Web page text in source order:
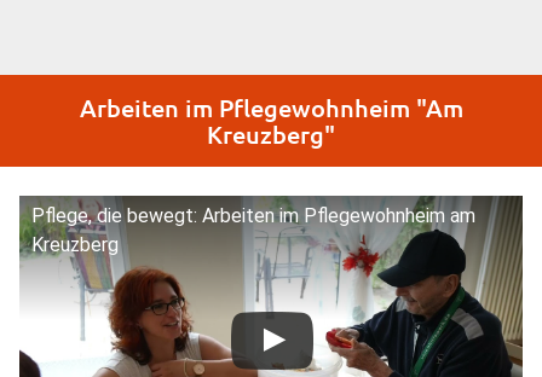
Arbeiten im Pflegewohnheim "Am
Kreuzberg"
Pflege, die bewegt: Arbeiten im Pflegewohnheim am
Kreuzberg